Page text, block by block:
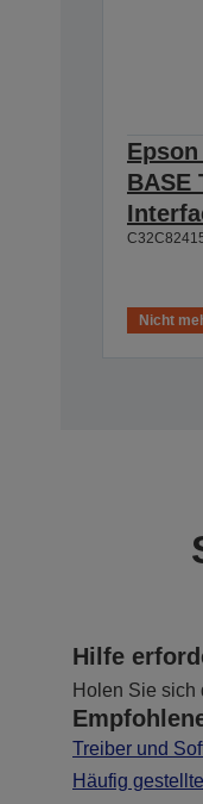
Epson
BASE
Nicht
Hilfe
Holen Sie sich
Treiber und
Häufig